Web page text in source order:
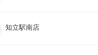
知立駅南店